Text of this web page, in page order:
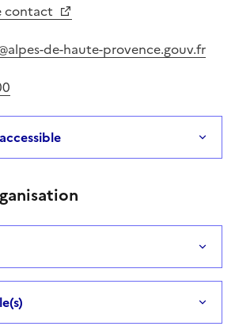
contact
de-haute-provence.gouv.fr